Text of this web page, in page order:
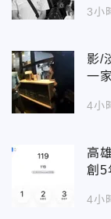
3小
影/
一
4小
高
創5
4小